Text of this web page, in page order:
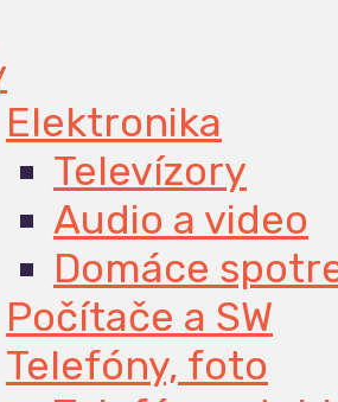
Elektronika
Televízory
Audio a video
Domáce
Počítače a SW
Telefóny, foto